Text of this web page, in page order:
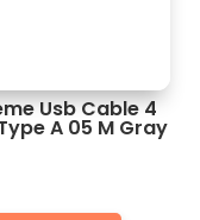
Usb Cable 4
A 05 M Gray